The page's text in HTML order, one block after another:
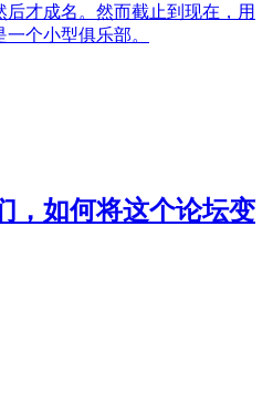
后才成名。然而截止到现在，用
个小型俱乐部。
，如何将这个论坛变